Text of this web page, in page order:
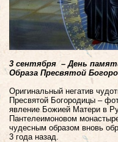
3 сентября – День
Образа Пресвятой
Оригинальный негатив
Пресвятой Богородицы –
явление Божией Матери в
Пантелеимоновом
чудесным образом вновь
3 года назад.